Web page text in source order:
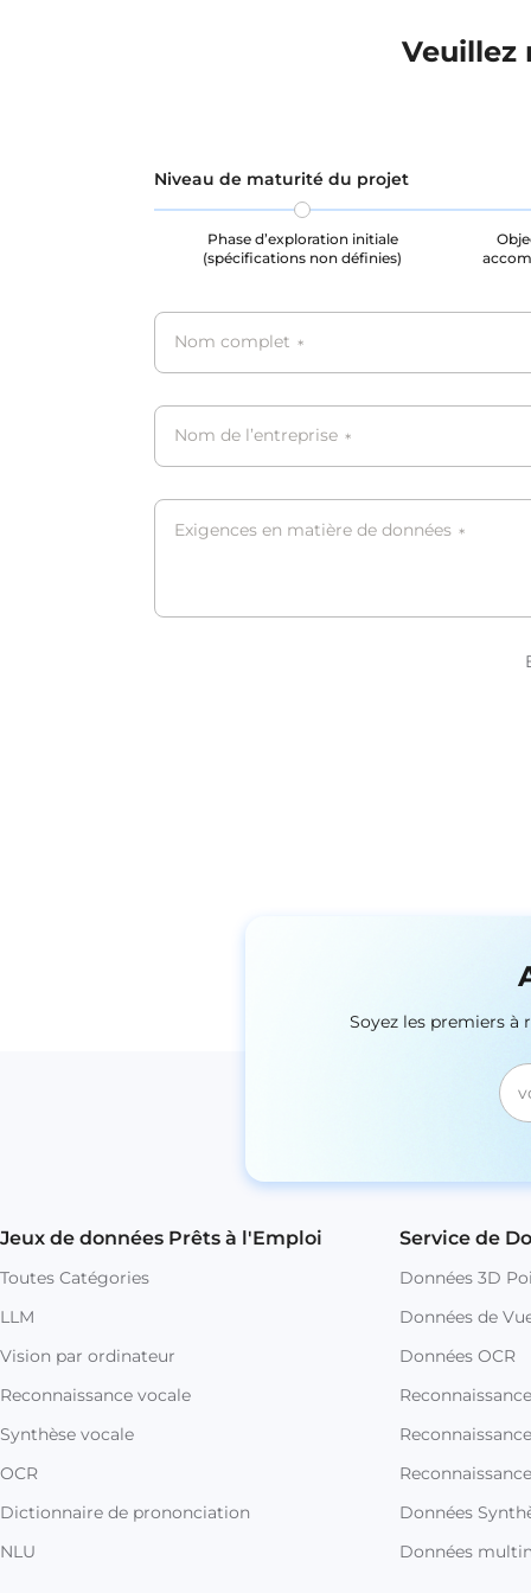
Veuillez
Niveau de maturité du projet
Phase d’exploration initiale
(spécifications non définies)
Nom complet *
Nom de l’entreprise *
Exigences en matière de données *
Soyez les premiers à
Jeux de données Prêts à l'Emploi
Toutes Catégories
LLM
Vision par ordinateur
Reconnaissance vocale
Synthèse vocale
OCR
Dictionnaire de prononciation
NLU
Service de
Données 3D
Données de
Données OCR
Données
Données